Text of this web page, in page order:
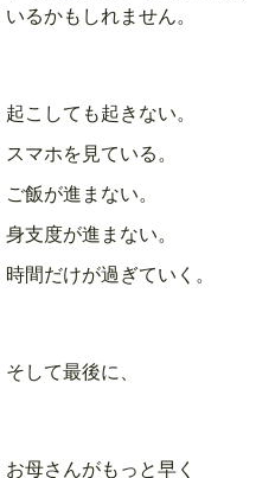
いるかもしれません。
起こしても起きない。
スマホを見ている。
ご飯が進まない。
身支度が進まない。
時間だけが過ぎていく。
そして最後に、
お母さんがもっと早く